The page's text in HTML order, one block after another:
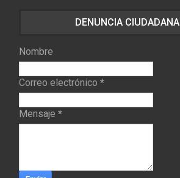
DENUNCIA CIUDADANA
Nombre
Correo electrónico *
Mensaje *